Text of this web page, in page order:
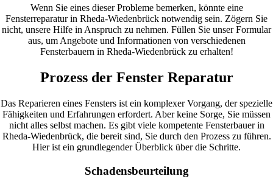
Wenn Sie eines dieser Probleme bemerken, könnte eine
Fensterreparatur in Rheda-Wiedenbrück notwendig sein. Zögern Sie
nicht, unsere Hilfe in Anspruch zu nehmen. Füllen Sie unser Formular
aus, um Angebote und Informationen von verschiedenen
Fensterbauern in Rheda-Wiedenbrück zu erhalten!
Prozess der Fenster Reparatur
Das Reparieren eines Fensters ist ein komplexer Vorgang, der spezielle
Fähigkeiten und Erfahrungen erfordert. Aber keine Sorge, Sie müssen
nicht alles selbst machen. Es gibt viele kompetente Fensterbauer in
Rheda-Wiedenbrück, die bereit sind, Sie durch den Prozess zu führen.
Hier ist ein grundlegender Überblick über die Schritte.
Schadensbeurteilung